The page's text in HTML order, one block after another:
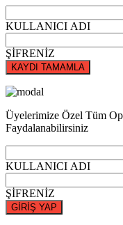
KULLANICI ADI
ŞİFRENİZ
KAYDI TAMAMLA
Üyelerimize Özel Tüm
Faydalanabilirsiniz
KULLANICI ADI
ŞİFRENİZ
GİRİŞ YAP